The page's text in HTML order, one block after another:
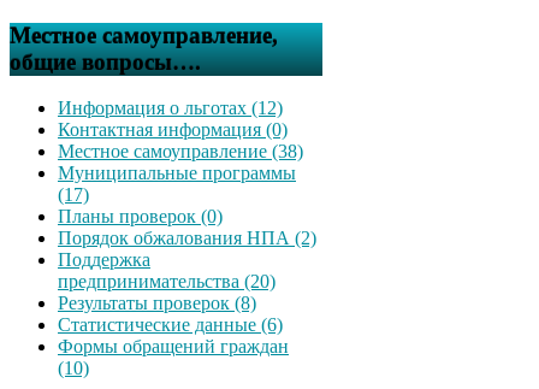
Местное самоуправление,
общие вопросы….
Информация о льготах (12)
Контактная информация (0)
Местное самоуправление (38)
Муниципальные программы
(17)
Планы проверок (0)
Порядок обжалования НПА (2)
Поддержка
предпринимательства (20)
Результаты проверок (8)
Статистические данные (6)
Формы обращений граждан
(10)